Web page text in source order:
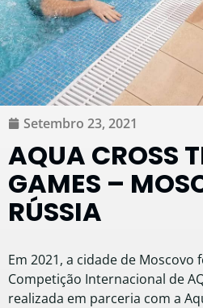
Setembro 23, 2021
AQUA CROSS
GAMES –
RÚSSIA
Em 2021, a cidade de Moscovo
Competição Internacional de
realizada em parceria com a